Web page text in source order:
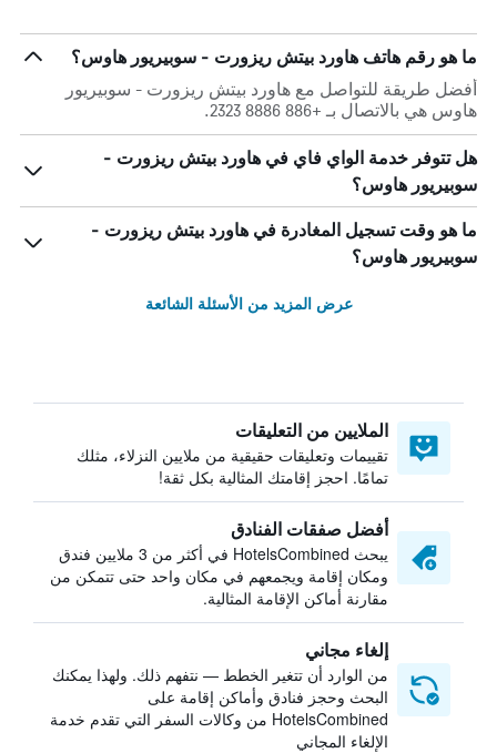
ما هو رقم هاتف هاورد بيتش ريزورت - سوبيريور هاوس؟
أفضل طريقة للتواصل مع هاورد بيتش ريزورت - سوبيريور
هاوس هي بالاتصال بـ +886 8886 2323.
هل تتوفر خدمة الواي فاي في هاورد بيتش ريزورت -
سوبيريور هاوس؟
ما هو وقت تسجيل المغادرة في هاورد بيتش ريزورت -
سوبيريور هاوس؟
عرض المزيد من الأسئلة الشائعة
الملايين من التعليقات
تقييمات وتعليقات حقيقية من ملايين النزلاء، مثلك
تمامًا. احجز إقامتك المثالية بكل ثقة!
أفضل صفقات الفنادق
يبحث HotelsCombined في أكثر من 3 ملايين فندق
ومكان إقامة ويجمعهم في مكان واحد حتى تتمكن من
مقارنة أماكن الإقامة المثالية.
إلغاء مجاني
من الوارد أن تتغير الخطط — نتفهم ذلك. ولهذا يمكنك
البحث وحجز فنادق وأماكن إقامة على
HotelsCombined من وكالات السفر التي تقدم خدمة
الإلغاء المجاني